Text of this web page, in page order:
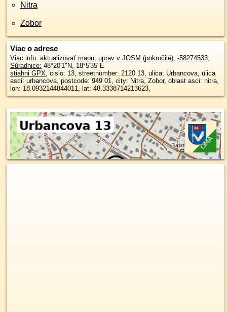
Nitra
Zobor
Viac o adrese
Viac info: aktualizovať mapu, uprav v JOSM (pokročilé), -58274533,
Súradnice: 48°20'1"N, 18°5'35"E
stiahni GPX, cislo: 13, streetnumber: 2120 13, ulica: Urbancova, ulica
asci: urbancova, postcode: 949 01, city: Nitra, Zobor, oblast asci: nitra,
lon: 18.0932144844011, lat: 48.3338714213623,